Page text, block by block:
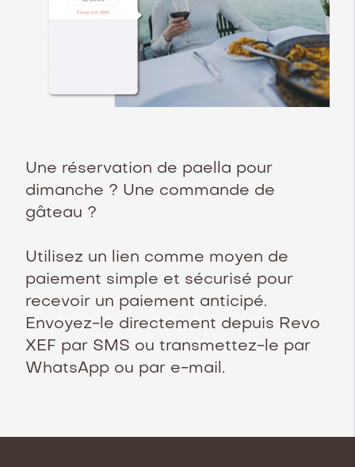
Une réservation de paella pour
dimanche ? Une commande de
gâteau ?
Utilisez un lien comme moyen de
paiement simple et sécurisé pour
recevoir un paiement anticipé.
Envoyez-le directement depuis Revo
XEF par SMS ou transmettez-le par
WhatsApp ou par e-mail.